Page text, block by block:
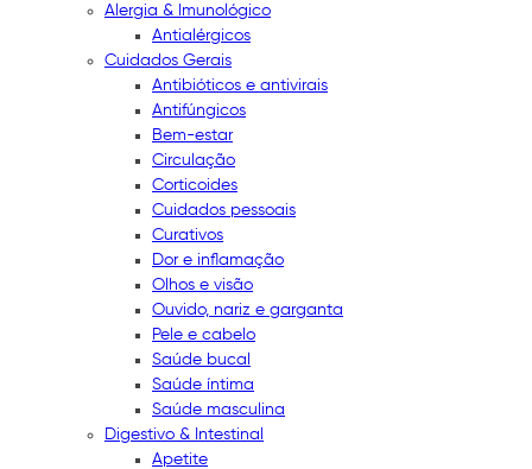
Alergia & Imunológico
Antialérgicos
Cuidados Gerais
Antibióticos e antivirais
Antifúngicos
Bem-estar
Circulação
Corticoides
Cuidados pessoais
Curativos
Dor e inflamação
Olhos e visão
Ouvido, nariz e garganta
Pele e cabelo
Saúde bucal
Saúde íntima
Saúde masculina
Digestivo & Intestinal
Apetite